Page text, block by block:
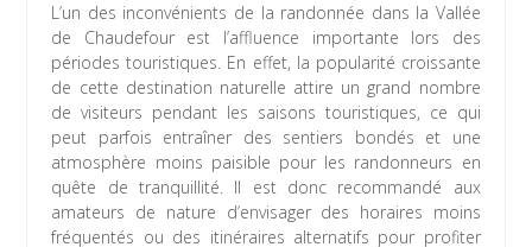
L’un des inconvénients de la randonnée dans la Vallée
de Chaudefour est l’affluence importante lors des
périodes touristiques. En effet, la popularité croissante
de cette destination naturelle attire un grand nombre
de visiteurs pendant les saisons touristiques, ce qui
peut parfois entraîner des sentiers bondés et une
atmosphère moins paisible pour les randonneurs en
quête de tranquillité. Il est donc recommandé aux
amateurs de nature d’envisager des horaires moins
fréquentés ou des itinéraires alternatifs pour profiter